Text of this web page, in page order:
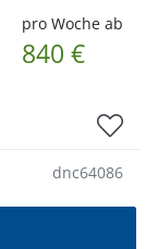
pro Woche ab
840 €
dnc64086